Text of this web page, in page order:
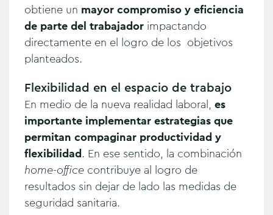
obtiene un mayor compromiso y eficiencia
de parte del trabajador impactando
directamente en el logro de los objetivos
planteados.
Flexibilidad en el espacio de trabajo
En medio de la nueva realidad laboral, es
importante implementar estrategias que
permitan compaginar productividad y
flexibilidad. En ese sentido, la combinación
home-office contribuye al logro de
resultados sin dejar de lado las medidas de
seguridad sanitaria.